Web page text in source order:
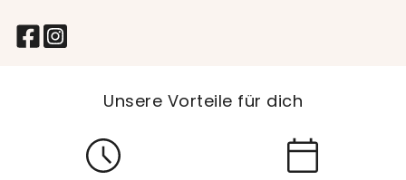
Unsere Vorteile für dich